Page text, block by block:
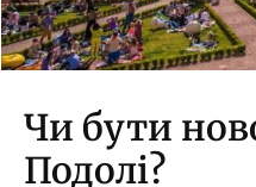
Чи бути
Подолі?